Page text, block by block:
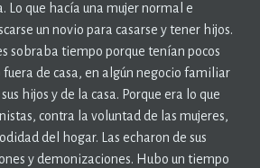
Lo que hacía una mujer normal e
un novio para casarse y tener hijos.
sobraba tiempo porque tenían pocos
de casa, en algún negocio familiar
hijos y de la casa. Porque era lo que
contra la voluntad de las mujeres,
del hogar. Las echaron de sus
y demonizaciones. Hubo un tiempo